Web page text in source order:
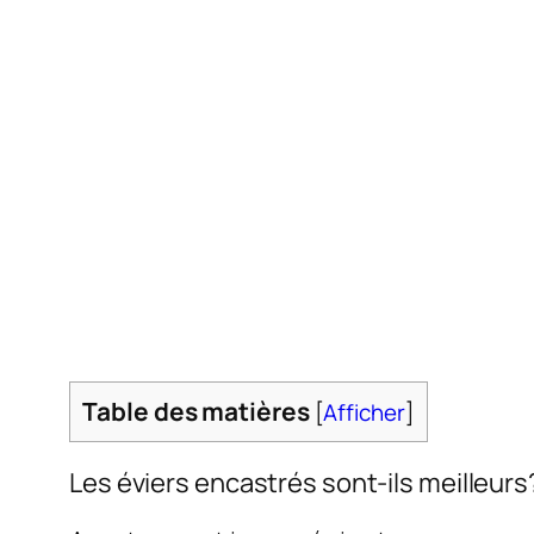
Table des matières [Afficher]
Les éviers encastrés sont-ils